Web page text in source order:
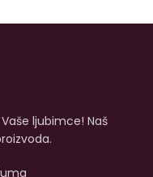
ljubimce! Naš